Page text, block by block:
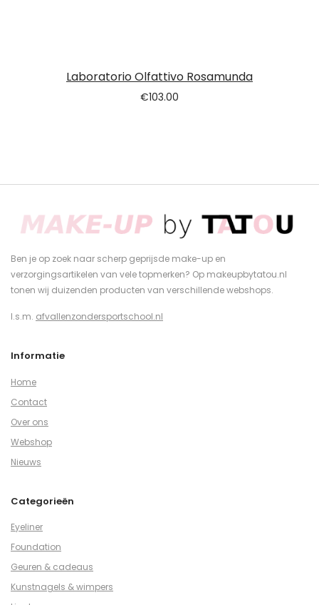
Laboratorio Olfattivo Rosamunda
€103.00
Ben je op zoek naar scherp geprijsde make-up en
verzorgingsartikelen van vele topmerken? Op makeupbytatou.nl
tonen wij duizenden producten van verschillende webshops.
I.s.m. afvallenzondersportschool.nl
Informatie
Home
Contact
Over ons
Webshop
Nieuws
Categorieën
Eyeliner
Foundation
Geuren & cadeaus
Kunstnagels & wimpers